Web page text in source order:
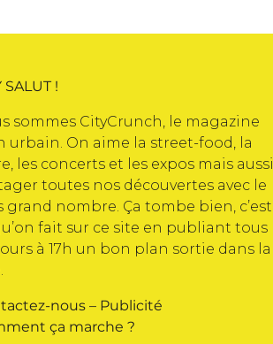
publications
SALUT !
sommes CityCrunch, le magazine
urbain. On aime la street-food, la
les concerts et les expos mais aussi
toutes nos découvertes avec le
grand nombre. Ça tombe bien, c’est
fait sur ce site en publiant tous
à 17h un bon plan sortie dans la
nous – Publicité
ça marche ?